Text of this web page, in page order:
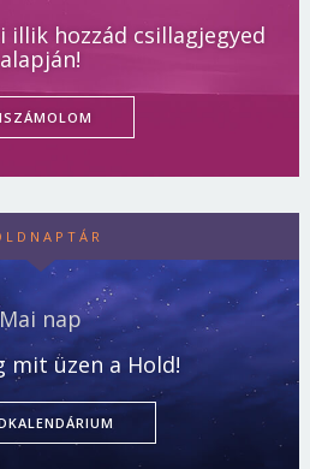
illik hozzád csillagjegyed
alapján!
Mai nap
mit üzen a Hold!